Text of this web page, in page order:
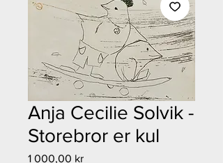
Anja Cecilie Solvik -
Storebror er kul
1 000,00 krPris